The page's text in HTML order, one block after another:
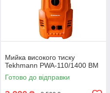
Мийка високого тиску
Tekhmann PWA-110/1400 BM
Готово до відправки